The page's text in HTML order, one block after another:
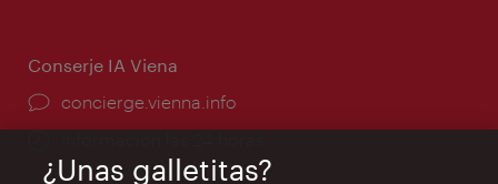
Conserje IA Viena
concierge.vienna.info
¿Unas galletitas?